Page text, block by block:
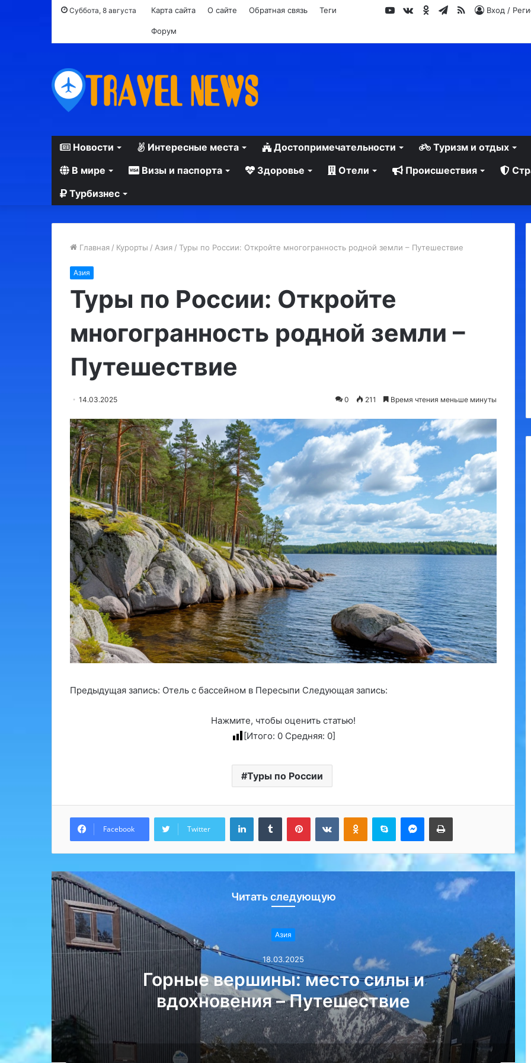
Суббота, 8 августа Карта сайта О сайте Обратная связь Теги
Форум
Вход /
RSS
Telegram
Одноклассники
vk.com
YouTube
Новости Интересные места Достопримечательности Туризм и отдых
В мире
Визы и паспорта Здоровье Отели Происшествия
Турбизнес
Главная / Курорты / Азия / Туры по России: Откройте многогранность родной земли – Путешествие
Азия
Туры по России: Откройте
многогранность родной земли –
Путешествие
14.03.2025 0 211 Время чтения меньше минуты
Предыдущая запись: Отель с бассейном в Пересыпи Следующая запись:
Нажмите, чтобы оценить статью!
[Итого: 0Средняя: 0]
Туры по России
Facebook Twitter
LinkedInTumblr PinterestВконтактеОдноклассники
Skype MessengerПечатать
Читать следующую
Азия
18.03.2025
Горные вершины: место силы и
вдохновения – Путешествие
обязательные
Израиль: места, обязательные